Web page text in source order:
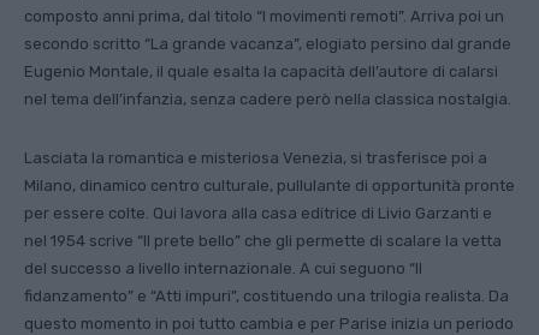
composto anni prima, dal titolo “I movimenti remoti”. Arriva poi un
secondo scritto “La grande vacanza”, elogiato persino dal grande
Eugenio Montale, il quale esalta la capacità dell’autore di calarsi
nel tema dell’infanzia, senza cadere però nella classica nostalgia.
Lasciata la romantica e misteriosa Venezia, si trasferisce poi a
Milano, dinamico centro culturale, pullulante di opportunità pronte
per essere colte. Qui lavora alla casa editrice di Livio Garzanti e
nel 1954 scrive “Il prete bello” che gli permette di scalare la vetta
del successo a livello internazionale. A cui seguono “Il
fidanzamento” e “Atti impuri”, costituendo una trilogia realista. Da
questo momento in poi tutto cambia e per Parise inizia un periodo